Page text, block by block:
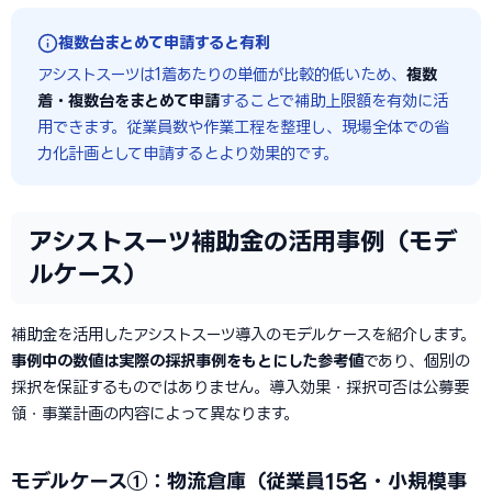
複数台まとめて申請すると有利
アシストスーツは1着あたりの単価が比較的低いため、 複数
着・複数台をまとめて申請することで補助上限額を有効に活
用できます。従業員数や作業工程を整理し、現場全体での省
力化計画として申請するとより効果的です。
アシストスーツ補助金の活用事例（モデ
ルケース）
補助金を活用したアシストスーツ導入のモデルケースを紹介します。
事例中の数値は実際の採択事例をもとにした参考値であり、個別の
採択を保証するものではありません。導入効果・採択可否は公募要
領・事業計画の内容によって異なります。
モデルケース①：物流倉庫（従業員15名・小規模事